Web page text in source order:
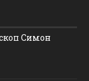
Симон